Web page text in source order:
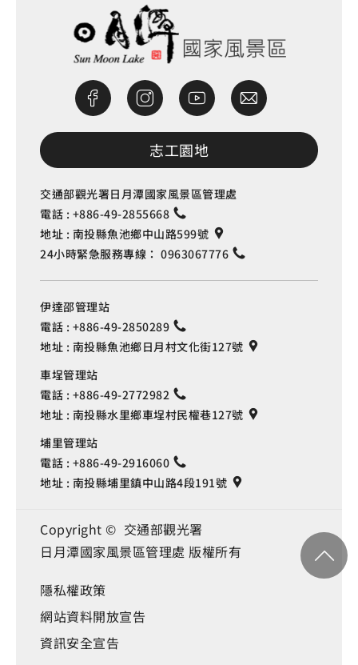
志工園地
交通部觀光署日月潭國家風景區管理處
電話 : +886-49-2855668
地址 : 南投縣魚池鄉中山路599號
24小時緊急服務專線： 0963067776
伊達邵管理站
電話 : +886-49-2850289
地址 : 南投縣魚池鄉日月村文化街127號
車埕管理站
電話 : +886-49-2772982
地址 : 南投縣水里鄉車埕村民權巷127號
埔里管理站
電話 : +886-49-2916060
地址 : 南投縣埔里鎮中山路4段191號
Copyright © 交通部觀光署
日月潭國家風景區管理處 版權所有
隱私權政策
網站資料開放宣告
資訊安全宣告